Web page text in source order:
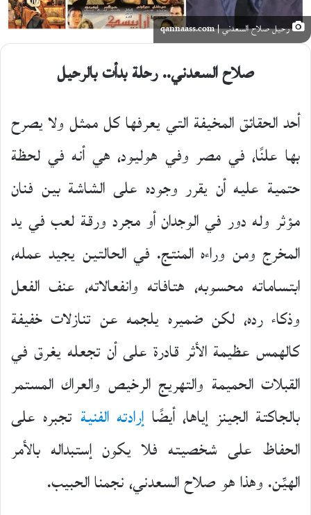
رحيل صلاح السعدني | qannaass.com
صلاح السعدني.. رحلة بدأت بالرحيل
أحد الحقائق المخيفة التي يعرفها كل ممثل ولا يصرح
بها علنًا، في مصر وفي هوليود، هي أنه في لحظة
حتمية عليه أن يقرر وجوده على الشاشة بين فنان
مؤثر وله دور في الوجدان أو مجرد ورقة لعب في يد
المخرج ومن وراءه المنتج. في الحالتين يجيد عمله،
ابتساماته محسوبه، هتافاته وانفعالاته، عنف الفعل
وذكاء رده، لكن ضميره يلجمه عن تنازلات خفيفة
كالهمس عظيمة الأثر قادرة على أن تجعله يغرق في
القبلات الحميمة والتهريج الرخيص والعراك المستمر
بالجاكتة الجينز إياها، أيضًاإرادته الفنية تجبره على
الحفاظ على شخصيته فلا يكون إستبداله بالأمر
الهيِّن. وهذا هو صلاح السعدني، نجمنا الحبيب.